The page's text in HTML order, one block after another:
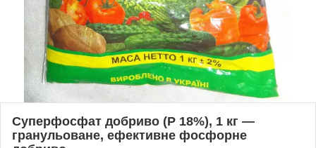
Суперфосфат добриво (P 18%), 1 кг —
гранульоване, ефективне фосфорне